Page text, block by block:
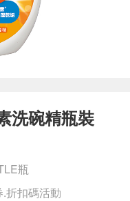
洗碗精瓶裝
瓶
折扣碼活動